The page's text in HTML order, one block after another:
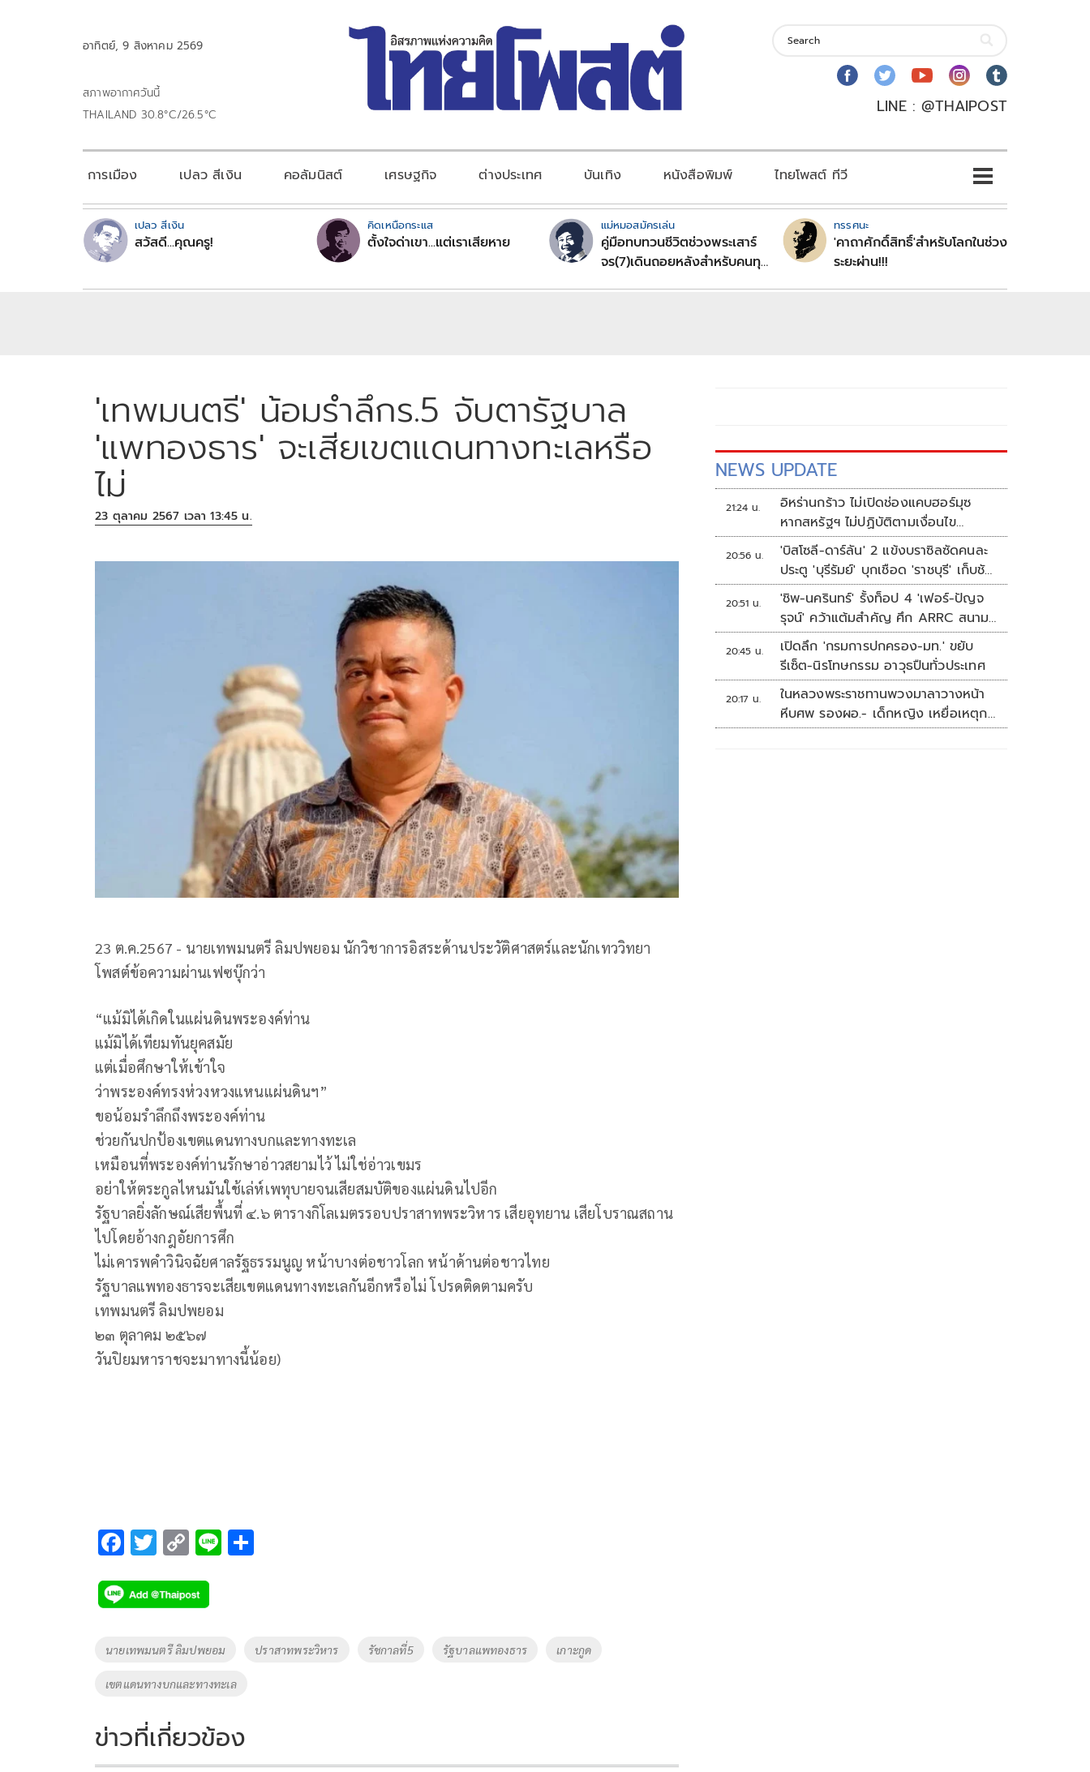
อาทิตย์, 9 สิงหาคม 2569
สภาพอากาศวันนี้
THAILAND 30.8°C/26.5°C
LINE : @THAIPOST
การเมือง เปลว สีเงิน คอลัมนิสต์ เศรษฐกิจ ต่างประเทศ บันเทิง หนังสือพิมพ์ ไทยโพสต์ ทีวี
เปลว สีเงิน
สวัสดี...คุณครู!
คิดเหนือกระแส
ตั้งใจด่าเขา...แต่เราเสียหาย
แม่หมอสมัครเล่น
คู่มือทบทวนชีวิตช่วงพระเสาร์
จร(7)เดินถอยหลังสำหรับคนทุก
ทรรศนะ
'คาถาศักดิ์สิทธิ์'สำหรับโลกในช่วง
ระยะผ่าน!!!
'เทพมนตรี' น้อมรำลึกร.5 จับตารัฐบาล
'แพทองธาร' จะเสียเขตแดนทางทะเลหรือ
ไม่
23 ตุลาคม 2567 เวลา 13:45 น.
23 ต.ค.2567 - นายเทพมนตรี ลิมปพยอม นักวิชาการอิสระด้านประวัติศาสตร์และนักเทววิทยา
โพสต์ข้อความผ่านเฟซบุ๊กว่า
“แม้มิได้เกิดในแผ่นดินพระองค์ท่าน
แม้มิได้เทียมทันยุคสมัย
แต่เมื่อศึกษาให้เข้าใจ
ว่าพระองค์ทรงห่วงหวงแหนแผ่นดินฯ”
ขอน้อมรำลึกถึงพระองค์ท่าน
ช่วยกันปกป้องเขตแดนทางบกและทางทะเล
เหมือนที่พระองค์ท่านรักษาอ่าวสยามไว้ ไม่ใช่อ่าวเขมร
อย่าให้ตระกูลไหนมันใช้เล่ห์เพทุบายจนเสียสมบัติของแผ่นดินไปอีก
รัฐบาลยิ่งลักษณ์เสียพื้นที่ ๔.๖ ตารางกิโลเมตรรอบปราสาทพระวิหาร เสียอุทยาน เสียโบราณสถาน
ไปโดยอ้างกฎอัยการศึก
ไม่เคารพคำวินิจฉัยศาลรัฐธรรมนูญ หน้าบางต่อชาวโลก หน้าด้านต่อชาวไทย
รัฐบาลแพทองธารจะเสียเขตแดนทางทะเลกันอีกหรือไม่ โปรดติดตามครับ
เทพมนตรี ลิมปพยอม
๒๓ ตุลาคม ๒๕๖๗
วันปิยมหาราชจะมาทางนี้น้อย)
F
e
b
o
k
T
tt
er
C
p
y
Li
k
Li
Tags
นายเทพมนตรี ลิมปพยอม ปราสาทพระวิหาร รัชกาลที่5 รัฐบาลแพทองธาร เกาะกูด
เขตแดนทางบกและทางทะเล
ข่าวที่เกี่ยวข้อง
NEWS UPDATE
21:24 น.
อิหร่านกร้าว ไม่เปิดช่องแคบฮอร์มุซ
หากสหรัฐฯ ไม่ปฏิบัติตามเงื่อนไข
ทั้งหมด
20:56 น.
'บิสโซลี-ดาร์ลัน' 2 แข้งบราซิลซัดคนละ
ประตู 'บุรีรัมย์' บุกเชือด 'ราชบุรี' เก็บชัย
อุ่นเครื่อง 4 นัดรวด
20:51 น.
'ชิพ-นครินทร์' รั้งท็อป 4 'เฟอร์-ปัญจ
รุจน์' คว้าแต้มสำคัญ ศึก ARRC สนาม
4 เรซ 2
20:45 น.
เปิดลึก 'กรมการปกครอง-มท.' ขยับ
รีเซ็ต-นิรโทษกรรม อาวุธปืนทั่วประเทศ
20:17 น.
ในหลวงพระราชทานพวงมาลาวางหน้า
หีบศพ รองผอ.- เด็กหญิง เหยื่อเหตุก
ราดยิง